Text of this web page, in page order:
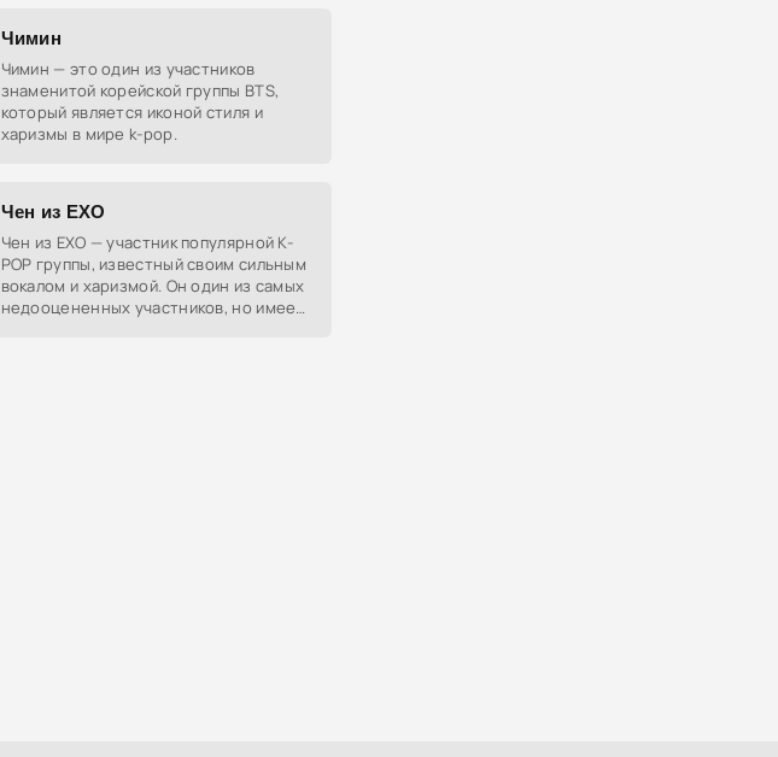
Чимин
Чимин — это один из участников
знаменитой корейской группы BTS,
который является иконой стиля и
харизмы в мире k-pop.
Чен из EXO
Чен из EXO — участник популярной K-
POP группы, известный своим сильным
вокалом и харизмой. Он один из самых
недооцененных участников, но имеет